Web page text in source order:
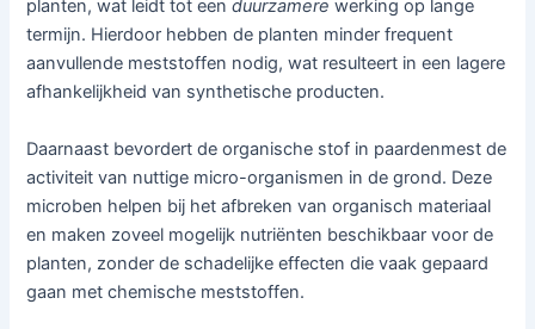
planten, wat leidt tot eenduurzamere werking op lange
termijn. Hierdoor hebben de planten minder frequent
aanvullende meststoffen nodig, wat resulteert in een lagere
afhankelijkheid van synthetische producten.
Daarnaast bevordert de organische stof in paardenmest de
activiteit van nuttige micro-organismen in de grond. Deze
microben helpen bij het afbreken van organisch materiaal
en maken zoveel mogelijk nutriënten beschikbaar voor de
planten, zonder de schadelijke effecten die vaak gepaard
gaan met chemische meststoffen.